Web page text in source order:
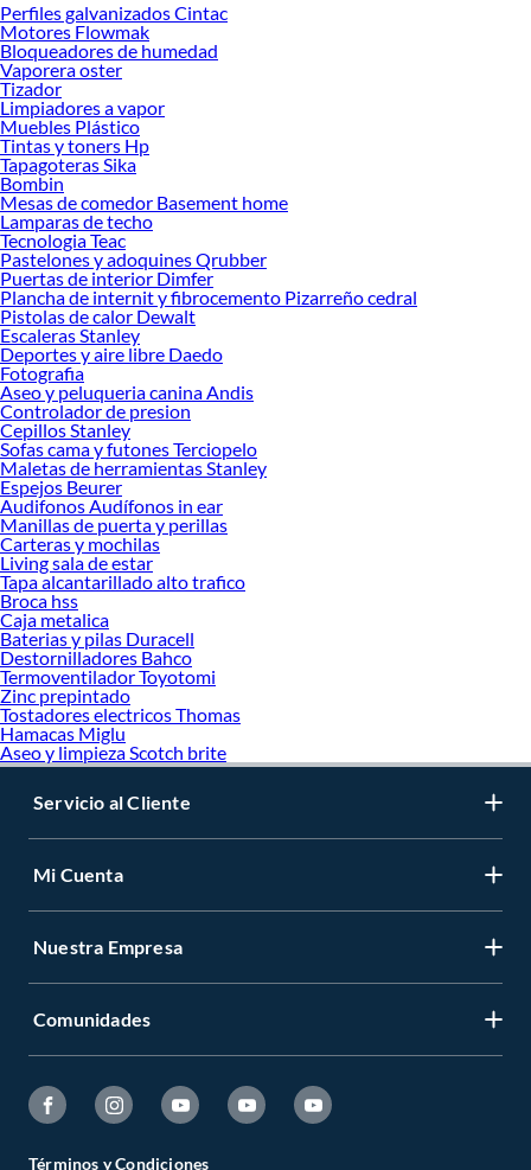
Desde remodelaciones hasta proyectos de decoración, estamos aquí para hacer
tus ideas realidad. ¡Visítanos y encuentra todo lo que tenemos para ofrecerte en
Pelacables!
Explora la variedad de productos de Pelacables en Sodimac
Herramientas, materiales y accesorios de calidad para tus proyectos y
renovación de espacios. ¡Visítanos y descubre todo lo que tenemos para
ofrecerte!
Encuentra una amplia variedad de productos de Pelacables en Sodimac.
Encuentra todo lo necesario para tus proyectos de renovación y decoración.
¡Visítanos y haz tus ideas realidad!
Perfiles galvanizados Cintac
Motores Flowmak
Bloqueadores de humedad
Vaporera oster
Tizador
Limpiadores a vapor
Muebles Plástico
Tintas y toners Hp
Tapagoteras Sika
Bombin
Mesas de comedor Basement home
Lamparas de techo
Tecnologia Teac
Pastelones y adoquines Qrubber
Puertas de interior Dimfer
Plancha de internit y fibrocemento Pizarreño cedral
Pistolas de calor Dewalt
Escaleras Stanley
Deportes y aire libre Daedo
Fotografia
Aseo y peluqueria canina Andis
Controlador de presion
Cepillos Stanley
Sofas cama y futones Terciopelo
Maletas de herramientas Stanley
Espejos Beurer
Audifonos Audífonos in ear
Manillas de puerta y perillas
Carteras y mochilas
Living sala de estar
Tapa alcantarillado alto trafico
Broca hss
Caja metalica
Baterias y pilas Duracell
Destornilladores Bahco
Termoventilador Toyotomi
Zinc prepintado
Tostadores electricos Thomas
Hamacas Miglu
Aseo y limpieza Scotch brite
Servicio al Cliente
Mi Cuenta
Nuestra Empresa
Comunidades
Términos y Condiciones